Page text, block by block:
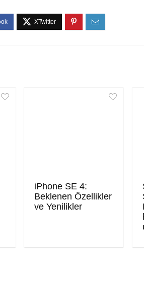
iPhone SE 4:
Beklenen Özellikler
ve Yenilikler